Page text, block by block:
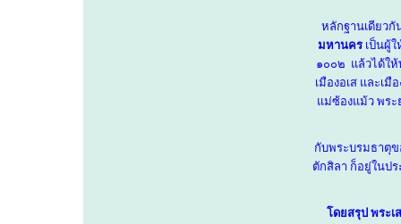
หลักฐานเดียว
มหานคร เป็นผู้
๑๐๐๒ แล้วได้ให้
เมืองอเส และเ
แม่ซ้องแม้ว พระ
กับพระบรมธาตุ
ตักสิลา ก็อยู่ในป
โดยสรุป พระ